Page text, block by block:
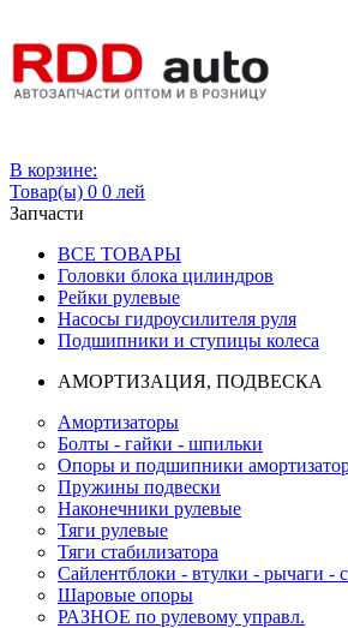
В корзине:
Товар(ы) 0 0 лей
Запчасти
ВСЕ ТОВАРЫ
Головки блока цилиндров
Рейки рулевые
Насосы гидроусилителя руля
Подшипники и ступицы колеса
АМОРТИЗАЦИЯ, ПОДВЕСКА
Амортизаторы
Болты - гайки - шпильки
Опоры и подшипники
Пружины подвески
Наконечники рулевые
Тяги рулевые
Тяги стабилизатора
Сайлентблоки - втулки - рычаги -
Шаровые опоры
РАЗНОЕ по рулевому управл.